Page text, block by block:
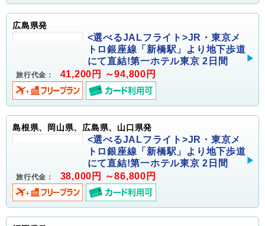
広島県発
<選べるJALフライト>JR・東京メ
トロ銀座線「新橋駅」より地下歩道
にて直結!第一ホテル東京 2日間
旅行代金： 41,200円 ～94,800円
島根県、岡山県、広島県、山口県発
<選べるJALフライト>JR・東京メ
トロ銀座線「新橋駅」より地下歩道
にて直結!第一ホテル東京 2日間
旅行代金： 38,000円 ～86,800円